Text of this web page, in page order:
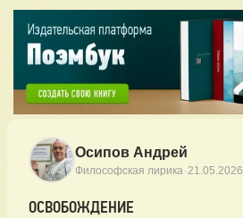
Осипов Андрей
Философская лирика·21.05.2026
ОСВОБОЖДЕНИЕ